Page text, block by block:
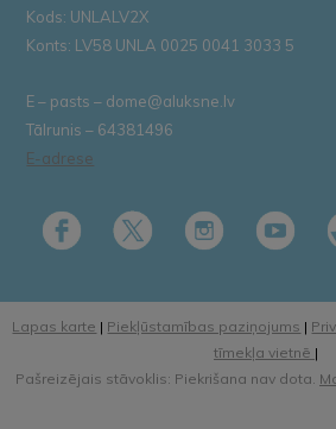
Kods: UNLALV2X
Konts: LV58 UNLA 0025 0041 3033 5
E – pasts – dome@aluksne.lv
Tālrunis – 64381496
E-adrese
Lapas karte | Piekļūstamības paziņojums |
tīmekļa vietnē |
Pašreizējais stāvoklis: Piekrišana nav dota.